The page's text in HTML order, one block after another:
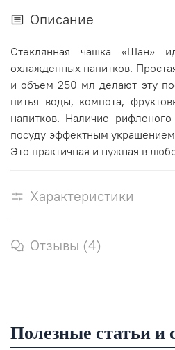
Описание
Стеклянная чашка «Шан»
охлажденных напитков.
и объем 250 мл делают эту
питья воды, компота,
напитков. Наличие
посуду эффектным украшением
Это практичная и нужная в
Характеристики
Отзывы (4)
Полезные статьи и